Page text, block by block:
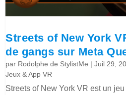
Streets of New York
de gangs sur Meta
par Rodolphe de StylistMe |Juil 29,
Jeux & App VR
Streets of New York VR est un